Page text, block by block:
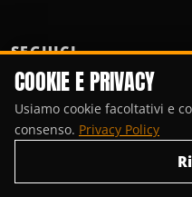
SEGUICI
COOKIE E PRIVACY
Usiamo cookie facoltativi e
consenso. Privacy Policy